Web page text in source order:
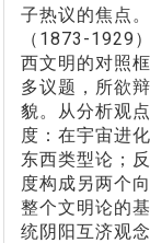
子热议的焦点
（1873-1929
西文明的对照
多议题，所欲
貌。从分析观
度：在宇宙进
东西类型论；
度构成另两个
整个文明论的
统阴阳互济观